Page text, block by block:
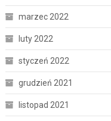
marzec 2022
luty 2022
styczeń 2022
grudzień 2021
listopad 2021